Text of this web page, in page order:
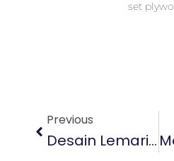
set
Previous
Desain Lemari Pakaian Modern Rapi, Estetis, Dan Praktis